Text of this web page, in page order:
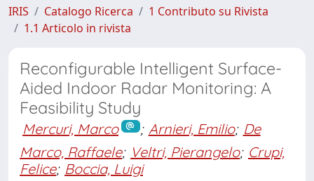
IRIS Catalogo Ricerca
1 Contributo su Rivista
1.1 Articolo in rivista
Reconfigurable Intelligent Surface-
Aided Indoor Radar Monitoring: A
Feasibility Study
Mercuri, Marco ; Arnieri, Emilio; De
Marco, Raffaele; Veltri, Pierangelo; Crupi,
Felice; Boccia, Luigi